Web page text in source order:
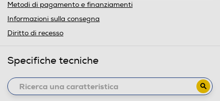
Metodi di pagamento e finanziamenti
Informazioni sulla consegna
Diritto di recesso
Specifiche tecniche